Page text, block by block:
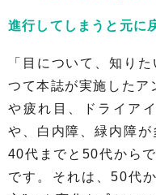
進行してしまうと元に
「目について、知り
つて本誌が実施したア
や疲れ目、ドライア
や、白内障、緑内障が
40代までと50代から
です。それは、50代